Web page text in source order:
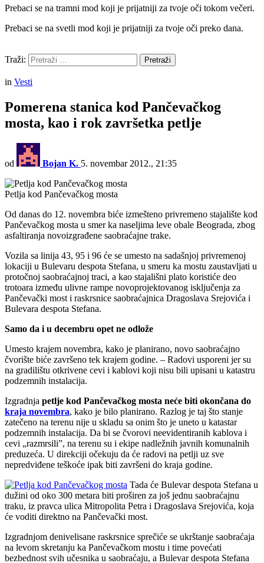
Prebaci se na tramni mod koji je prijatniji za tvoje oči tokom večeri.
Prebaci se na svetli mod koji je prijatniji za tvoje oči preko dana.
Traži:
Pretraži
in Vesti
Pomerena stanica kod Pančevačkog
mosta, kao i rok završetka petlje
od Bojan K. 5. novembar 2012., 21:35
Petlja kod Pančevačkog mosta
Od danas do 12. novembra biće izmešteno privremeno stajalište kod
Pančevačkog mosta u smer ka naseljima leve obale Beograda, zbog
asfaltiranja novoizgrađene saobraćajne trake.
Vozila sa linija 43, 95 i 96 će se umesto na sadašnjoj privremenoj
lokaciji u Bulevaru despota Stefana, u smeru ka mostu zaustavljati u
protočnoj saobraćajnoj traci, a kao stajališni plato koristiće deo
trotoara između ulivne rampe novoprojektovanog isključenja za
Pančevački most i raskrsnice saobraćajnica Dragoslava Srejovića i
Bulevara despota Stefana.
Samo da i u decembru opet ne odlože
Umesto krajem novembra, kako je planirano, novo saobraćajno
čvorište biće završeno tek krajem godine. – Radovi usporeni jer su
na gradilištu otkrivene cevi i kablovi koji nisu bili upisani u katastru
podzemnih instalacija.
Izgradnja petlje kod Pančevačkog mosta neće biti okončana do
kraja novembra, kako je bilo planirano. Razlog je taj što stanje
zatečeno na terenu nije u skladu sa onim što je uneto u katastar
podzemnih instalacija. Da bi se čvorovi neevidentiranih kablova i
cevi „razmrsili”, na terenu su i ekipe nadležnih javnih komunalnih
preduzeća. U direkciji očekuju da će radovi na petlji uz sve
nepredviđene teškoće ipak biti završeni do kraja godine.
Tada će Bulevar despota Stefana u
dužini od oko 300 metara biti proširen za još jednu saobraćajnu
traku, iz pravca ulica Mitropolita Petra i Dragoslava Srejovića, koja
će voditi direktno na Pančevački most.
Izgradnjom denivelisane raskrsnice sprečiće se ukrštanje saobraćaja
na levom skretanju ka Pančevačkom mostu i time povećati
bezbednost svih učesnika u saobraćaju, a Bulevar despota Stefana